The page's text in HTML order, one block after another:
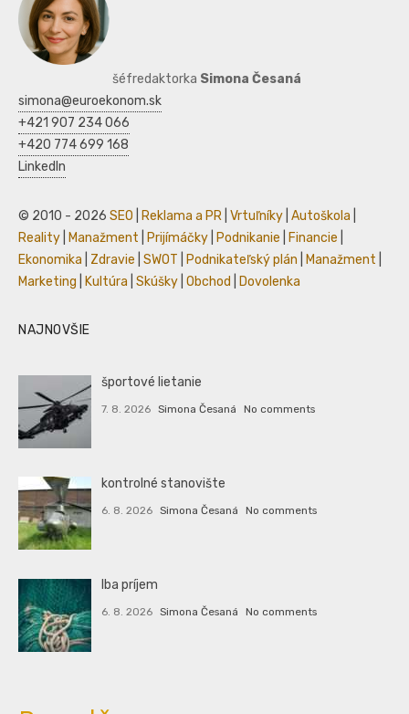
šéfredaktorka Simona Česaná
simona@euroekonom.sk
+421 907 234 066
+420 774 699 168
LinkedIn
© 2010 - 2026 SEO Reklama a PR Vrtuľníky Autoškola
Reality
Manažment Prijímáčky Podnikanie Financie
Ekonomika
Zdravie SWOT Podnikateľský plán Manažment
Marketing
Kultúra Skúšky Obchod Dovolenka
NAJNOVŠIE
športové lietanie
7. 8. 2026 Simona Česaná No comments
kontrolné stanovište
6. 8. 2026 Simona Česaná No comments
Iba príjem
6. 8. 2026 Simona Česaná No comments